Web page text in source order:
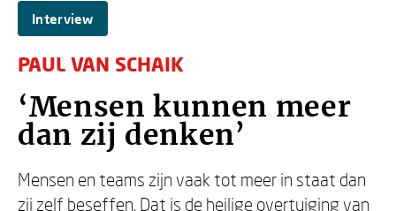
Interview
PAUL VAN SCHAIK
‘Mensen kunnen meer
dan zij denken’
Mensen en teams zijn vaak tot meer in staat dan
zij zelf beseffen. Dat is de heilige overtuiging van